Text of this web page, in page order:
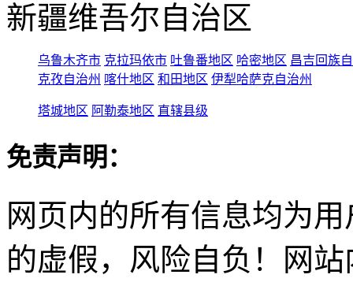
新疆维吾尔自治区
乌鲁木齐市 克拉玛依市 吐鲁番地区 哈密地区 昌吉回族
克孜自治州 喀什地区 和田地区 伊犁哈萨克自治州
塔城地区 阿勒泰地区 直辖县级
免责声明：
网页内的所有信息均为
的虚假，风险自负！网